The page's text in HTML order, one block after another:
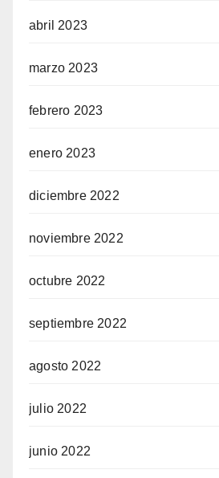
abril 2023
marzo 2023
febrero 2023
enero 2023
diciembre 2022
noviembre 2022
octubre 2022
septiembre 2022
agosto 2022
julio 2022
junio 2022